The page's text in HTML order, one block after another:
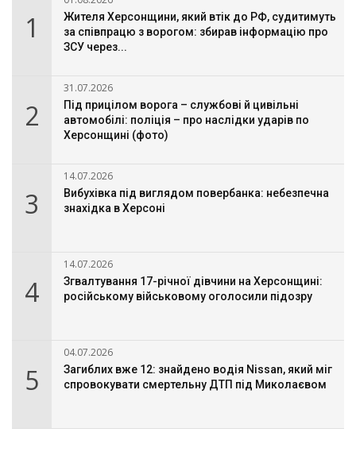
1
Жителя Херсонщини, який втік до РФ, судитимуть
за співпрацю з ворогом: збирав інформацію про
ЗСУ через...
2
31.07.2026
Під прицілом ворога – службові й цивільні
автомобілі: поліція – про наслідки ударів по
Херсонщині (фото)
3
14.07.2026
Вибухівка під виглядом повербанка: небезпечна
знахідка в Херсоні
4
14.07.2026
Згвалтування 17-річної дівчини на Херсонщині:
російському військовому оголосили підозру
5
04.07.2026
Загиблих вже 12: знайдено водія Nissan, який міг
спровокувати смертельну ДТП під Миколаєвом